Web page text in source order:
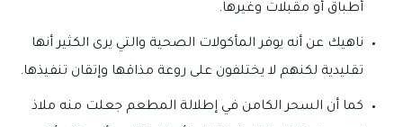
أطباق أو مقبلات وغيرها.
ناهيك عن أنه يوفر المأكولات الصحية والتي يرى الكثير أنها
تقليدية لكنهم لا يختلفون على روعة مذاقها وإتقان تنفيذها.
كما أن السحر الكامن في إطلالة المطعم جعلت منه ملاذ